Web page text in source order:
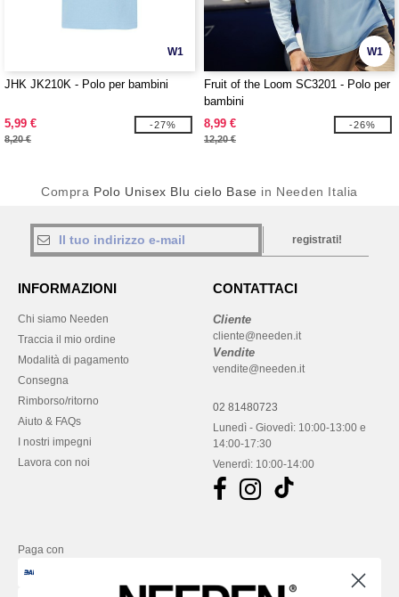
W1
JHK JK210K - Polo per bambini
5,99 €
8,20 €
-27%
W1
Fruit of the Loom SC3201 - Polo per
bambini
8,99 €
12,20 €
-26%
Compra Polo Unisex Blu cielo Base in Needen Italia
registrati!
INFORMAZIONI
Chi siamo Needen
Traccia il mio ordine
Modalità di pagamento
Consegna
Rimborso/ritorno
Aiuto & FAQs
I nostri impegni
Lavora con noi
CONTATTACI
Cliente
cliente@needen.it
Vendite
vendite@needen.it
02 81480723
Lunedì - Giovedì: 10:00-13:00 e
14:00-17:30
Venerdì: 10:00-14:00
Paga con